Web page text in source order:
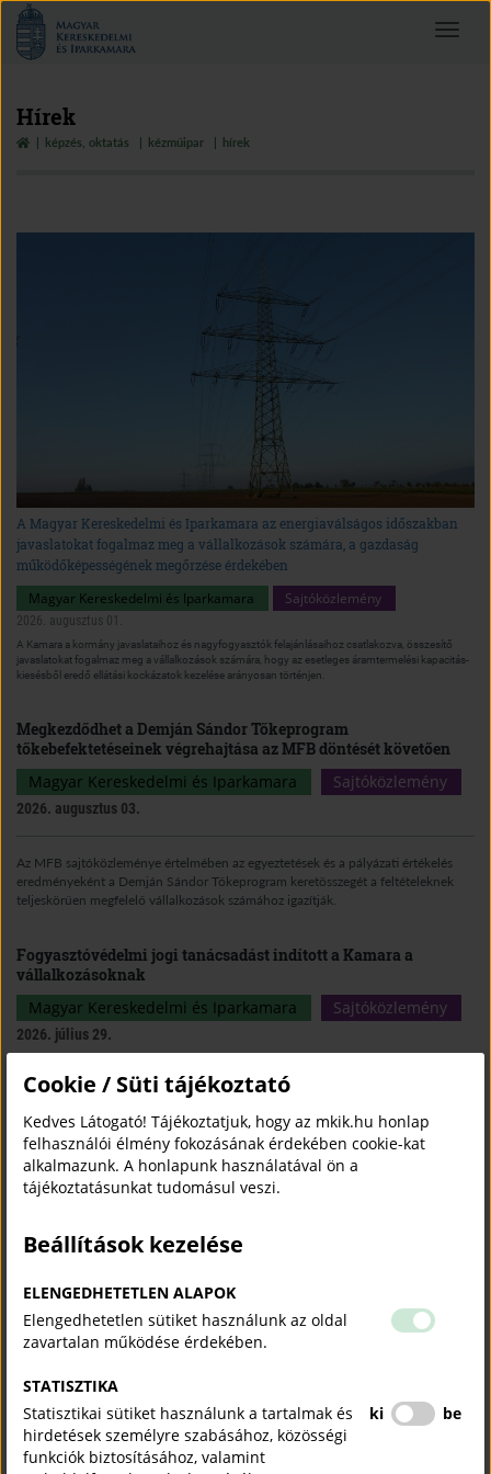
Magyar
Kereskedelmi
és
Toggle
Hírek
képzés, oktatás kézműipar hírek
A Magyar Kereskedelmi és Iparkamara az energiaválságos időszakban
javaslatokat fogalmaz meg a vállalkozások számára, a gazdaság
működőképességének megőrzése érdekében
Magyar Kereskedelmi és Iparkamara Sajtóközlemény
2026. augusztus 01.
A Kamara a kormány javaslataihoz és nagyfogyasztók felajánlásaihoz csatlakozva, összesítő
javaslatokat fogalmaz meg a vállalkozások számára, hogy az esetleges áramtermelési kapacitás-
kiesésből eredő ellátási kockázatok kezelése arányosan történjen.
Megkezdődhet a Demján Sándor Tőkeprogram
tőkebefektetéseinek végrehajtása az MFB döntését követően
Magyar Kereskedelmi és Iparkamara
Sajtóközlemény
2026. augusztus 03.
Az MFB sajtóközleménye értelmében az egyeztetések és a pályázati értékelés
eredményeként a Demján Sándor Tőkeprogram keretösszegét a feltételeknek
teljeskörűen megfelelő vállalkozások számához igazítják.
Fogyasztóvédelmi jogi tanácsadást indított a Kamara a
vállalkozásoknak
Magyar Kereskedelmi és Iparkamara
Sajtóközlemény
2026. július 29.
A Kamara fogyasztóvédelmi jogi tanácsadással segít a kis- és
ahhoz, hogy a cégek hatékonyan feleljenek meg a gyorsan változó
fogyasztóvédelmi előírásoknak.
„Az iskolapadtól az első munkahelyig": tehetséggondozó
Magyar Kereskedelmi és Iparkamara
A Kamara új társadalmi felelősségvállalási programja, „Az iskolapadtól az első
munkahelyig" tehetséges, de hátrányos helyzetű fiatalokat kísér végig pályájuk
Megalakult az MKIK Szubszaharai Afrika Bizottsága
Külgazdaság
2026. július 27.
Cookie / Süti tájékoztató
Kedves Látogató! Tájékoztatjuk, hogy az mkik.hu honlap
felhasználói élmény fokozásának érdekében cookie-kat
alkalmazunk. A honlapunk használatával ön a
tájékoztatásunkat tudomásul veszi.
Beállítások kezelése
ELENGEDHETETLEN ALAPOK
Elengedhetetlen sütiket használunk az oldal
zavartalan működése érdekében.
STATISZTIKA
Statisztikai sütiket használunk a tartalmak és
hirdetések személyre szabásához, közösségi
funkciók biztosításához, valamint
ki be